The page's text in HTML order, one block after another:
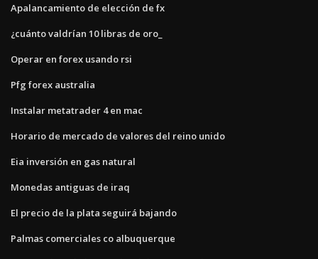
Apalancamiento de elección de fx
¿cuánto valdrían 10 libras de oro_
Operar en forex usando rsi
Pfg forex australia
Instalar metatrader 4 en mac
Horario de mercado de valores del reino unido
Eia inversión en gas natural
Monedas antiguas de iraq
El precio de la plata seguirá bajando
Palmas comerciales co albuquerque